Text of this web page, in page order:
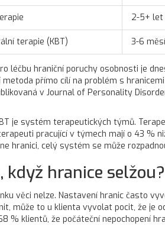
2-5+ let
terapie (KBT) 3-6
léčbu hraniční poruchy osobnosti je
přímo cílí na problém s
v Journal of Personality
je systém terapeutických týmů.
pracující v týmech mají o 43 %
hranici, celý systém se může
když hranice
věci nelze. Nastavení hranic často
může to u klienta vyvolat pocit, že je
% klientů, že počáteční nepochopení